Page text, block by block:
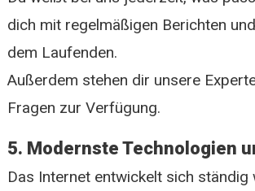
dich mit regelmäßigen Berichten
dem Laufenden.
Außerdem stehen dir unsere
Fragen zur Verfügung.
5. Modernste Technologien
Das Internet entwickelt sich ständig